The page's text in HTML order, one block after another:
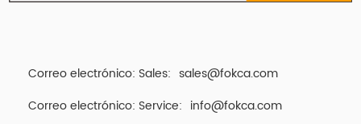
Correo electrónico: Sales: sales@fokca.com
Correo electrónico: Service: info@fokca.com